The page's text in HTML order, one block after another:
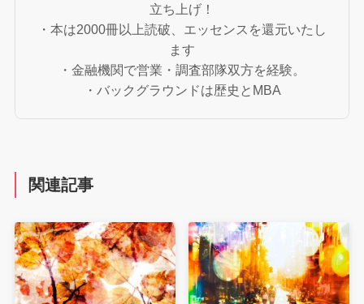
立ち上げ！
・本は2000冊以上読破、エッセンスを還元いたし
ます
・金融機関で営業・調査部隊双方を経験。
・バックグラウンドは歴史とMBA
関連記事